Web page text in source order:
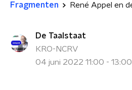
Fragmenten
De Taalstaat
KRO-NCRV
04 juni 2022 11:00 - 13:00